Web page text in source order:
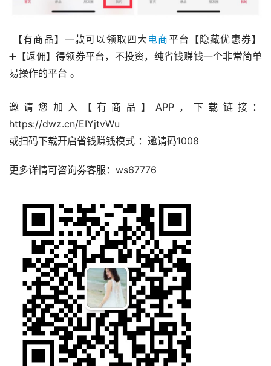
【有商品】一款可以领取四大 电商平台【隐藏优惠券】
➕【返佣】得领券平台，不投资，纯省钱赚钱一个非常简单
易操作的平台 。
邀请您加入【有商品】APP，下载链接：
https://dwz.cn/EIYjtvWu
或扫码下载开启省钱赚钱模式 ：邀请码1008
更多详情可咨询劵客服：ws67776